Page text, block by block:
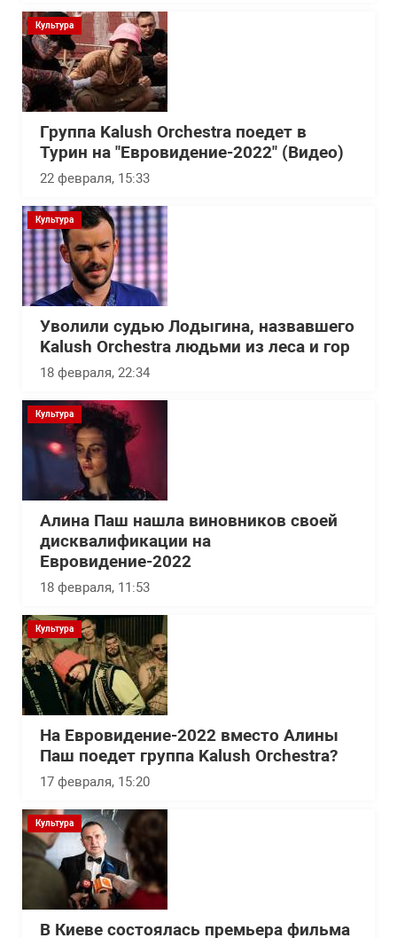
Культура
Группа Kalush Orchestra поедет в
Турин на "Евровидение-2022" (Видео)
22 февраля, 15:33
Культура
Уволили судью Лодыгина, назвавшего
Kalush Orchestra людьми из леса и гор
18 февраля, 22:34
Культура
Алина Паш нашла виновников своей
дисквалификации на
Евровидение-2022
18 февраля, 11:53
Культура
На Евровидение-2022 вместо Алины
Паш поедет группа Kalush Orchestra?
17 февраля, 15:20
Культура
В Киеве состоялась премьера фильма